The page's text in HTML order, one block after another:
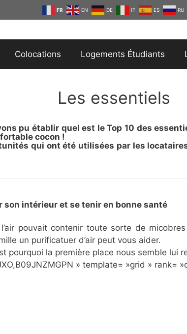
FR EN DE IT ES RU
Colocations Logements Étudiants
Les essentiels
pu établir quel est le Top 10 des
cocon !
qui ont été utilisées par les
son intérieur et se tenir en bonne santé
pouvait contenir toute sorte de
un purificatuer d’air peut vous aider.
pourquoi la première place nous semble lui
» template= »grid » rank=